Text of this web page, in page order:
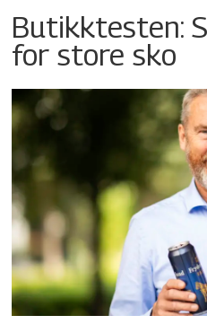
Butikktesten:
for store sko